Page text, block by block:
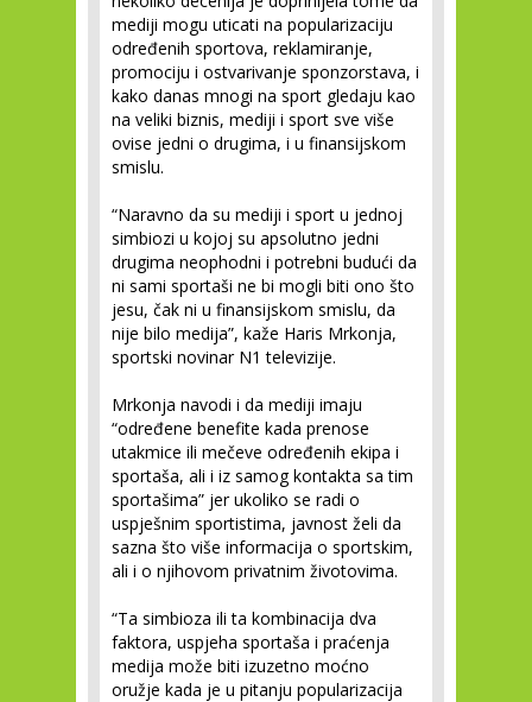
mediji mogu uticati na popularizaciju
određenih sportova, reklamiranje,
promociju i ostvarivanje sponzorstava, i
kako danas mnogi na sport gledaju kao
na veliki biznis, mediji i sport sve više
ovise jedni o drugima, i u finansijskom
smislu.
“Naravno da su mediji i sport u jednoj
simbiozi u kojoj su apsolutno jedni
drugima neophodni i potrebni budući da
ni sami sportaši ne bi mogli biti ono što
jesu, čak ni u finansijskom smislu, da
nije bilo medija”, kaže Haris Mrkonja,
sportski novinar N1 televizije.
Mrkonja navodi i da mediji imaju
“određene benefite kada prenose
utakmice ili mečeve određenih ekipa i
sportaša, ali i iz samog kontakta sa tim
sportašima” jer ukoliko se radi o
uspješnim sportistima, javnost želi da
sazna što više informacija o sportskim,
ali i o njihovom privatnim životovima.
“Ta simbioza ili ta kombinacija dva
faktora, uspjeha sportaša i praćenja
medija može biti izuzetno moćno
oružje kada je u pitanju popularizacija